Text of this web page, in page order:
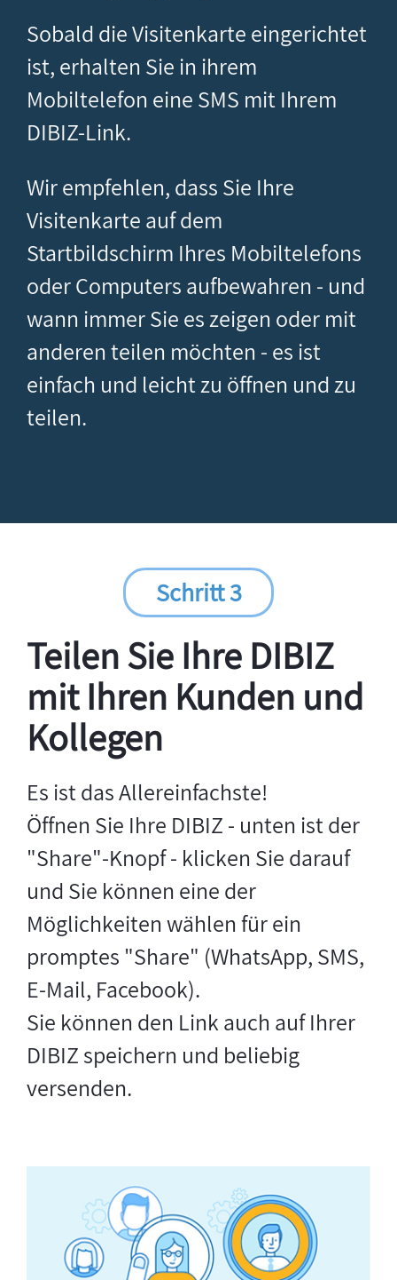
Sobald die Visitenkarte eingerichtet
ist, erhalten Sie in ihrem
Mobiltelefon eine SMS mit Ihrem
DIBIZ-Link.
Wir empfehlen, dass Sie Ihre
Visitenkarte auf dem
Startbildschirm Ihres Mobiltelefons
oder Computers aufbewahren - und
wann immer Sie es zeigen oder mit
anderen teilen möchten - es ist
einfach und leicht zu öffnen und zu
teilen.
Schritt 3
Teilen Sie Ihre DIBIZ
mit Ihren Kunden und
Kollegen
Es ist das Allereinfachste!
Öffnen Sie Ihre DIBIZ - unten ist der
"Share"-Knopf - klicken Sie darauf
und Sie können eine der
Möglichkeiten wählen für ein
promptes "Share" (WhatsApp, SMS,
E-Mail, Facebook).
Sie können den Link auch auf Ihrer
DIBIZ speichern und beliebig
versenden.